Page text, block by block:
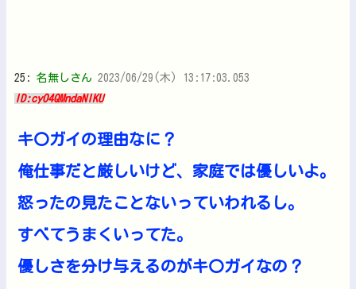
25: 名無しさん 2023/06/29(木) 13:17:03.053
ID:cyO4QMndaNIKU
キ〇ガイの理由なに？
俺仕事だと厳しいけど、家庭では優しいよ。
怒ったの見たことないっていわれるし。
すべてうまくいってた。
優しさを分け与えるのがキ〇ガイなの？